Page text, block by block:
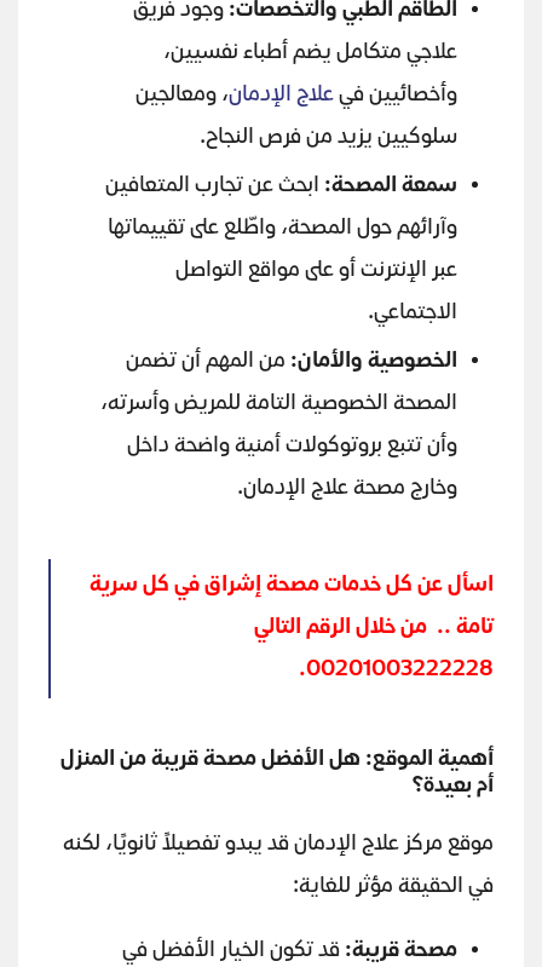
الطاقم الطبي والتخصصات: وجود فريق
علاجي متكامل يضم أطباء نفسيين،
وأخصائيين فيعلاج الإدمان، ومعالجين
سلوكيين يزيد من فرص النجاح.
سمعة المصحة: ابحث عن تجارب المتعافين
وآرائهم حول المصحة، واطّلع على تقييماتها
عبر الإنترنت أو على مواقع التواصل
الاجتماعي.
الخصوصية والأمان: من المهم أن تضمن
المصحة الخصوصية التامة للمريض وأسرته،
وأن تتبع بروتوكولات أمنية واضحة داخل
وخارج مصحة علاج الإدمان.
اسأل عن كل خدمات مصحة إشراق في كل سرية
تامة .. من خلال الرقم التالي
00201003222228.
أهمية الموقع: هل الأفضل مصحة قريبة من المنزل
أم بعيدة؟
موقع مركز علاج الإدمان قد يبدو تفصيلاً ثانويًا، لكنه
في الحقيقة مؤثر للغاية:
مصحة قريبة: قد تكون الخيار الأفضل في